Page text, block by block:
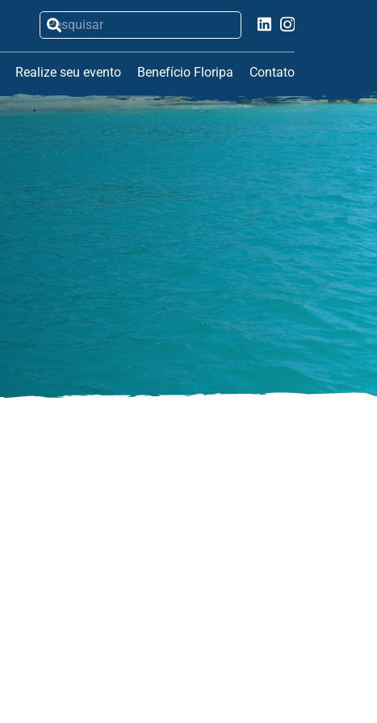
Realize seu evento Benefício Floripa Contato